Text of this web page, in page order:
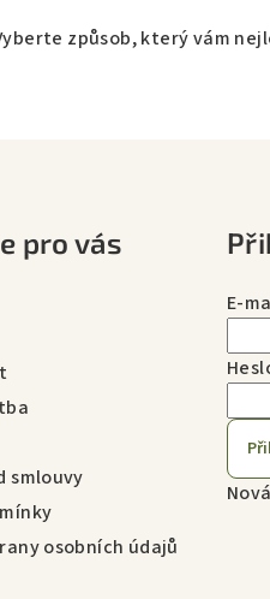
způsob, který vám
pro vás
smlouvy
osobních údajů
E-